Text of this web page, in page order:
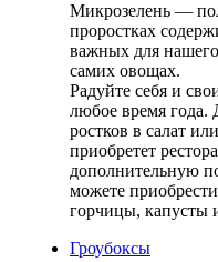
Микрозелень —
проростках
важных для
самих овощах.
Радуйте себя и
любое время года.
ростков в салат
приобретет
дополнительную
можете
горчицы, капусты
Гроубоксы